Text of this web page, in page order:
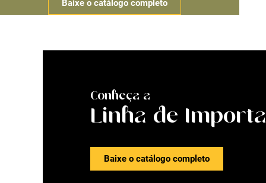
Baixe o catálogo completo
Conheça a
Linha de
Baixe o catálogo completo